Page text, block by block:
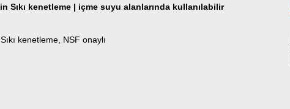
Sıkı kenetleme | içme suyu alanlarında kullanılabilir
kenetleme, NSF onaylı